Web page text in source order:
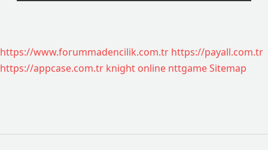
https://www.forummadencilik.com.tr https://payall.com.tr
https://appcase.com.tr knight online nttgameSitemap